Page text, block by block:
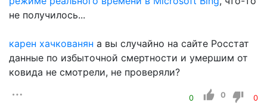
не получилось...
карен хачкованян а вы случайно на сайте Росстат
данные по избыточной смертности и умершим от
ковида не смотрели, не проверяли?
0 0 0